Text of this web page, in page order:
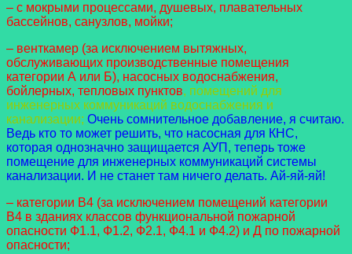
– с мокрыми процессами, душевых, плавательных
бассейнов, санузлов, мойки;
– венткамер (за исключением вытяжных,
обслуживающих производственные помещения
категории А или Б), насосных водоснабжения,
бойлерных, тепловых пунктов, помещений для
инженерных коммуникаций водоснабжения и
канализации; Очень сомнительное добавление, я считаю.
Ведь кто то может решить, что насосная для КНС,
которая однозначно защищается АУП, теперь тоже
помещение для инженерных коммуникаций системы
канализации. И не станет там ничего делать. Ай-яй-яй!
– категории В4 (за исключением помещений категории
В4 в зданиях классов функциональной пожарной
опасности Ф1.1, Ф1.2, Ф2.1, Ф4.1 и Ф4.2) и Д по пожарной
опасности;